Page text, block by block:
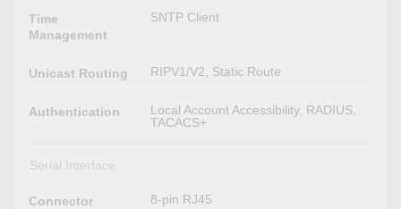
Time
Management
SNTP Client
Unicast Routing RIPV1/V2, Static Route
Authentication
Local Account Accessibility, RADIUS,
TACACS+
Serial Interface
Connector 8-pin RJ45